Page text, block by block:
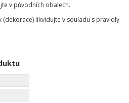
v původních obalech.
likvidujte v souladu s pravidly